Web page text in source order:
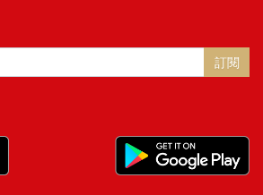
我們可以找到生命期待的過法
與活法。」──郝旭烈，郝聲音
資本模式，SpaceX幫美國政府
發射火箭，Starlink更直接影響
訂閱